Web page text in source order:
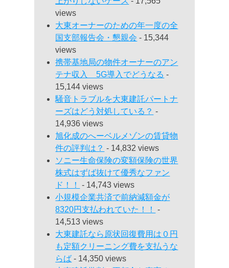
views
大東オーナーのための年一度の全
国支部報告会・懇親会 - 15,344
views
携帯基地局の物件オーナーのアン
テナ収入 5G導入でどうなる -
15,144 views
騒音トラブルを大東建託パートナ
ーズはどう対処している？ -
14,936 views
旭化成のへーベルメゾンの賃貸物
件の評判は？ - 14,832 views
ソニー生命保険の変額保険の世界
株式はずば抜けて優秀なファン
ド！！
- 14,743 views
小規模企業共済で前納減額金が
8320円支払われていた！！
-
14,513 views
大東建託なら原状回復費用は０円
も定額クリーニング費を支払うな
らば - 14,350 views